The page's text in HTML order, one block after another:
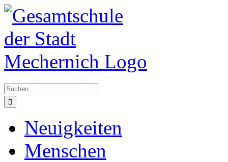
Zum
Inhalt
springen
nach:
Neuigkeiten
Menschen